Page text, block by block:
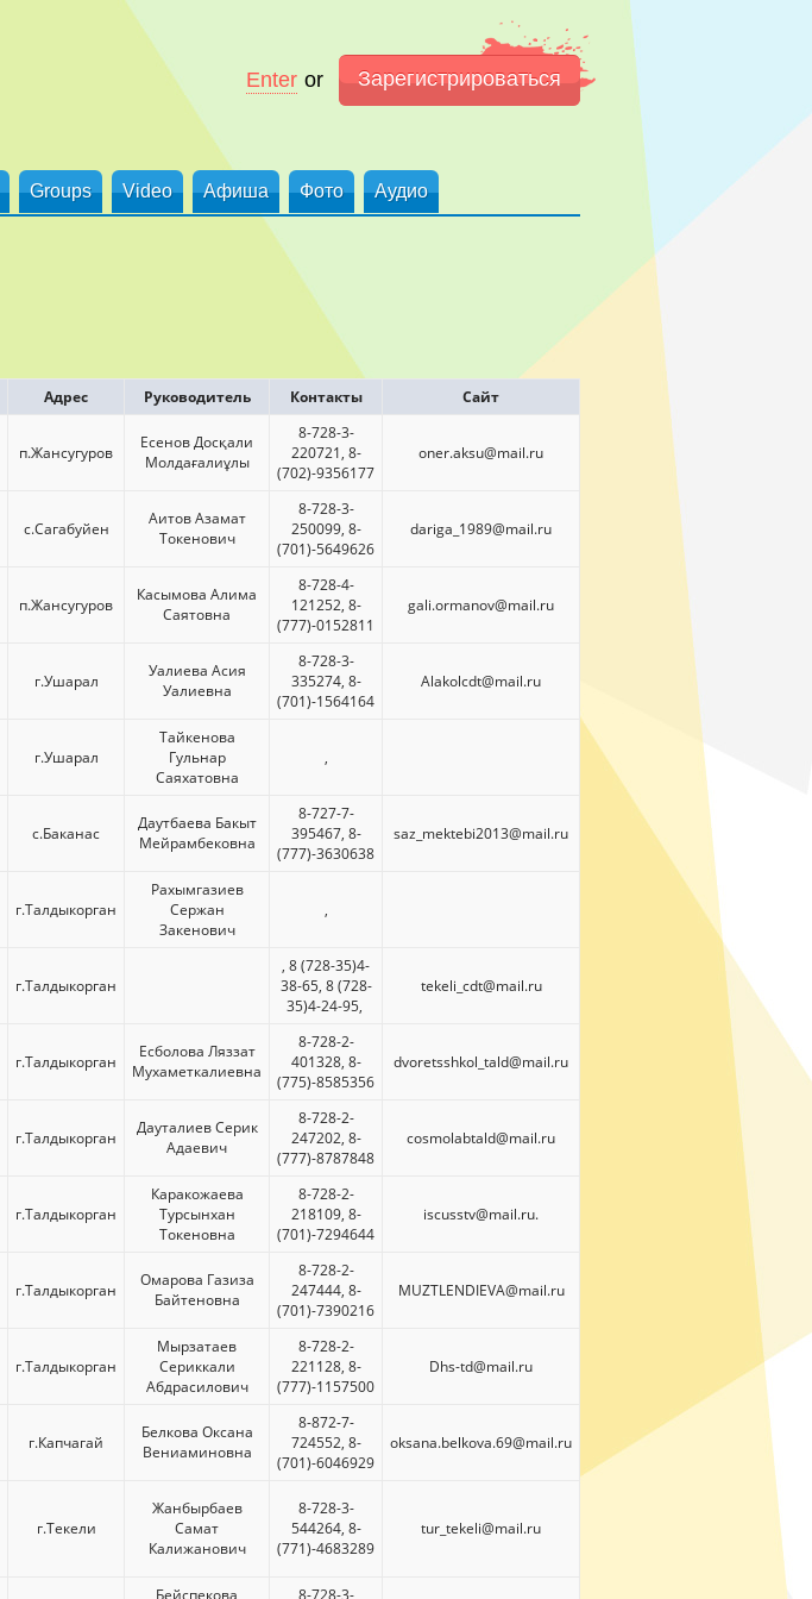
Enter or Зарегистрироваться
Groups Video Афиша Фото Аудио
Адрес Руководитель Контакты Сайт
п.Жансугуров
Есенов Досқали
Молдағалиұлы
8-728-3-
220721, 8-
(702)-9356177
oner.aksu@mail.ru
с.Сагабуйен
Аитов Азамат
Токенович
8-728-3-
250099, 8-
(701)-5649626
dariga_1989@mail.ru
п.Жансугуров
Касымова Алима
Саятовна
8-728-4-
121252, 8-
(777)-0152811
gali.ormanov@mail.ru
г.Ушарал
Уалиева Асия
Уалиевна
8-728-3-
335274, 8-
(701)-1564164
Alakolcdt@mail.ru
г.Ушарал
Тайкенова
Гульнар
Саяхатовна
,
с.Баканас
Даутбаева Бакыт
Мейрамбековна
8-727-7-
395467, 8-
(777)-3630638
saz_mektebi2013@mail.ru
г.Талдыкорган
Рахымгазиев
Сержан
Закенович
,
г.Талдыкорган
, 8 (728-35)4-
38-65, 8 (728-
35)4-24-95,
tekeli_cdt@mail.ru
г.Талдыкорган
Есболова Ляззат
Мухаметкалиевна
8-728-2-
401328, 8-
(775)-8585356
dvoretsshkol_tald@mail.ru
г.Талдыкорган
Дауталиев Серик
Адаевич
8-728-2-
247202, 8-
(777)-8787848
cosmolabtald@mail.ru
г.Талдыкорган
Каракожаева
Турсынхан
Токеновна
8-728-2-
218109, 8-
(701)-7294644
iscusstv@mail.ru.
г.Талдыкорган
Омарова Газиза
Байтеновна
8-728-2-
247444, 8-
(701)-7390216
МUZTLENDIEVA@mail.ru
г.Талдыкорган
Мырзатаев
Сериккали
Абдрасилович
8-728-2-
221128, 8-
(777)-1157500
Dhs-td@mail.ru
г.Капчагай
Белкова Оксана
Вениаминовна
8-872-7-
724552, 8-
(701)-6046929
oksana.belkova.69@mail.ru
г.Текели
Жанбырбаев
Самат
Калижанович
8-728-3-
544264, 8-
(771)-4683289
tur_tekeli@mail.ru